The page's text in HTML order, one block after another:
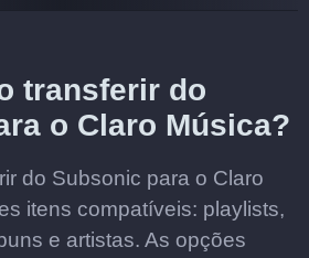
transferir do
o Claro Música?
do Subsonic para o Claro
itens compatíveis: playlists,
e artistas. As opções